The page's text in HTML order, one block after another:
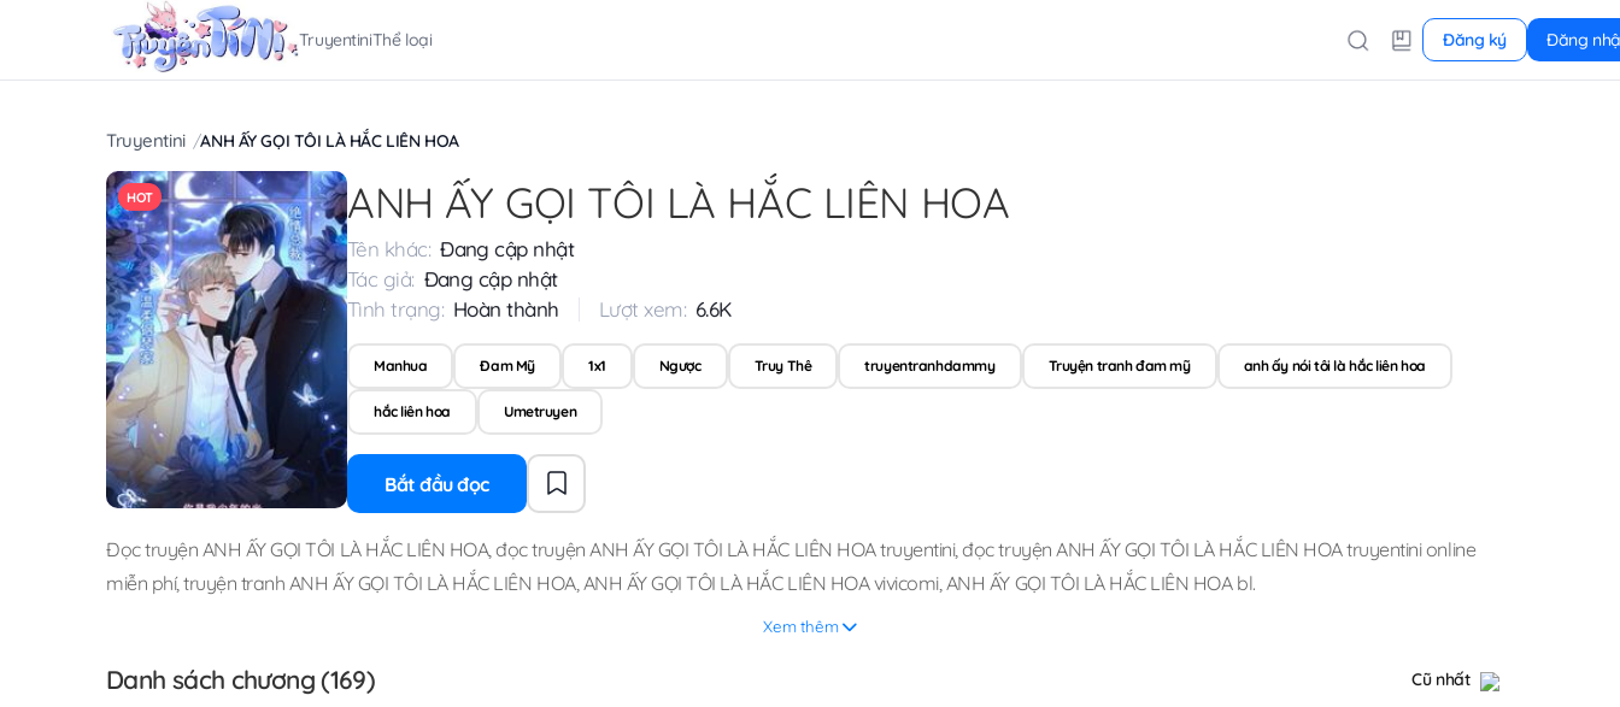
TruyentiniThể loại Đăng ký Đăng
Truyentini ANH ẤY GỌI TÔI LÀ HẮC LIÊN HOA
HOT ANH ẤY GỌI TÔI LÀ HẮC LIÊN HOA
Tên khác: Đang cập nhật
Tác giả: Đang cập nhật
Tình trạng: Hoàn thành Lượt xem: 6.6K
Manhua Đam Mỹ 1x1 Ngược Truy Thê truyentranhdammy Truyện tranh đam mỹ anh ấy nói tôi là hắc liên hoa
hắc liên hoa Umetruyen
Bắt đầu đọc
Đọc truyện ANH ẤY GỌI TÔI LÀ HẮC LIÊN HOA,đọc truyện ANH ẤY GỌI TÔI LÀ HẮC LIÊN HOA truyentini,đọc truyện ANH ẤY GỌI TÔI LÀ HẮC LIÊN HOA truyentini online
miễn phí,truyện tranh ANH ẤY GỌI TÔI LÀ HẮC LIÊN HOA,ANH ẤY GỌI TÔI LÀ HẮC LIÊN HOA vivicomi,ANH ẤY GỌI TÔI LÀ HẮC LIÊN HOA bl.
Xem thêm
Danh sách chương (169) Cũ nhất